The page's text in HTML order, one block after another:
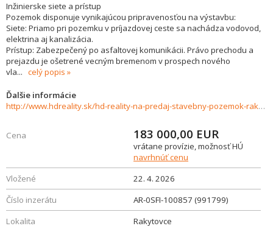
Inžinierske siete a prístup
Pozemok disponuje vynikajúcou pripravenosťou na výstavbu:
Siete: Priamo pri pozemku v príjazdovej ceste sa nachádza vodovod,
elektrina aj kanalizácia.
Prístup: Zabezpečený po asfaltovej komunikácii. Právo prechodu a
prejazdu je ošetrené vecným bremenom v prospech nového
vla... celý popis
Ďalšie informácie
http://www.hdreality.sk/hd-reality-na-predaj-stavebny-pozemok-rakytovce-775m2--991799
Cena 183 000,00 EUR
vrátane provízie, možnosť HÚ
navrhnúť cenu
Vložené
22. 4. 2026
Číslo inzerátu
AR-0SFI-100857 (991799)
Lokalita
Rakytovce